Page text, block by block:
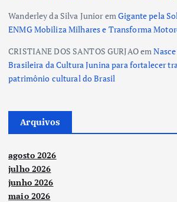
Wanderley da Silva JunioremGigante pela
ENMG Mobiliza Milhares e Transforma
CRISTIANE DOS SANTOS GURJAOem
Brasileira da Cultura Junina para fortalecer
patrimônio cultural do Brasil
Arquivos
agosto 2026
julho 2026
junho 2026
maio 2026